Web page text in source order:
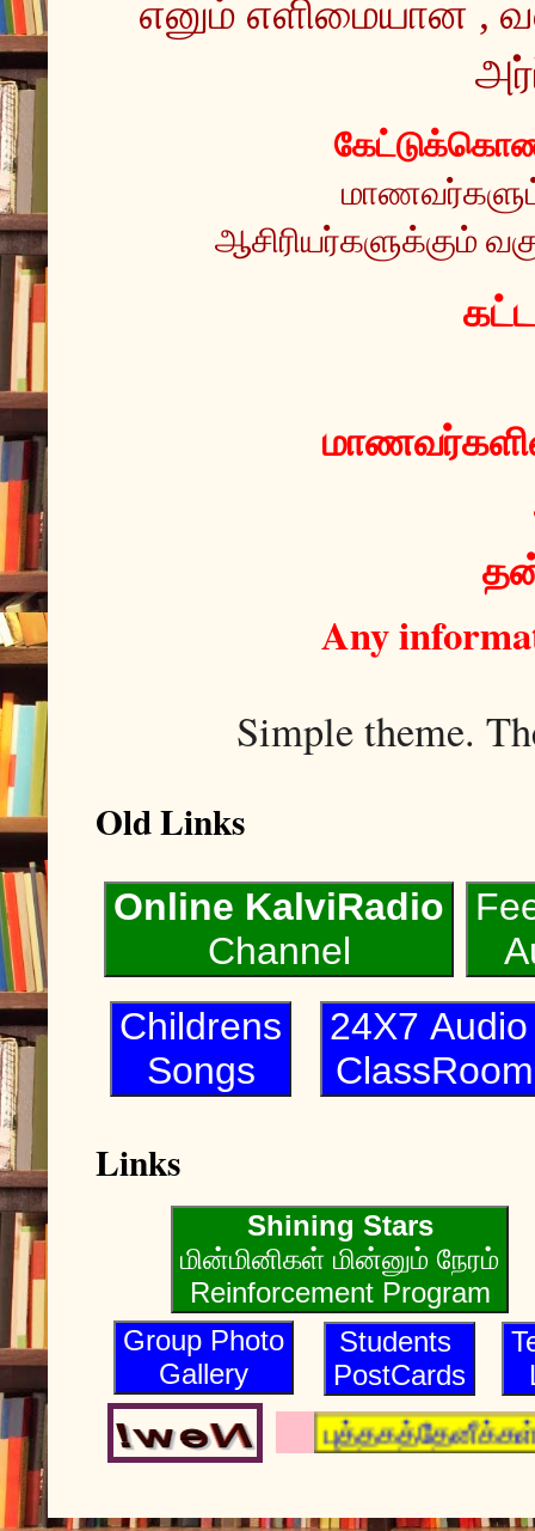
எனும் எளிமையான ,
ஆசிரியர்களுக்கும்
Any
Simple theme.
Old Links
Online KalviRadio
Channel
Childrens
Songs
24X7
ClassRoom
Links
Shining Stars
மின்மினிகள் மின்னும் நேரம்
Reinforcement Program
Group Photo
Gallery
Students
PostCards